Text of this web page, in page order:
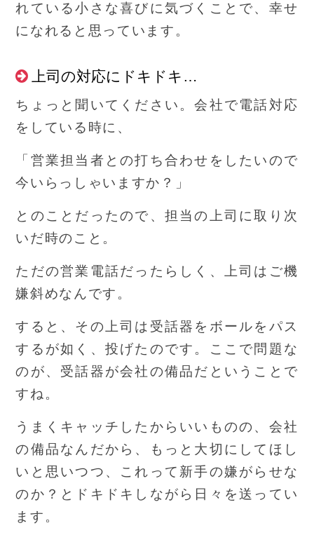
れている小さな喜びに気づくことで、幸せ
になれると思っています。
上司の対応にドキドキ…
ちょっと聞いてください。会社で電話対応
をしている時に、
「営業担当者との打ち合わせをしたいので
今いらっしゃいますか？」
とのことだったので、担当の上司に取り次
いだ時のこと。
ただの営業電話だったらしく、上司はご機
嫌斜めなんです。
すると、その上司は受話器をボールをパス
するが如く、投げたのです。ここで問題な
のが、受話器が会社の備品だということで
すね。
うまくキャッチしたからいいものの、会社
の備品なんだから、もっと大切にしてほし
いと思いつつ、これって新手の嫌がらせな
のか？とドキドキしながら日々を送ってい
ます。